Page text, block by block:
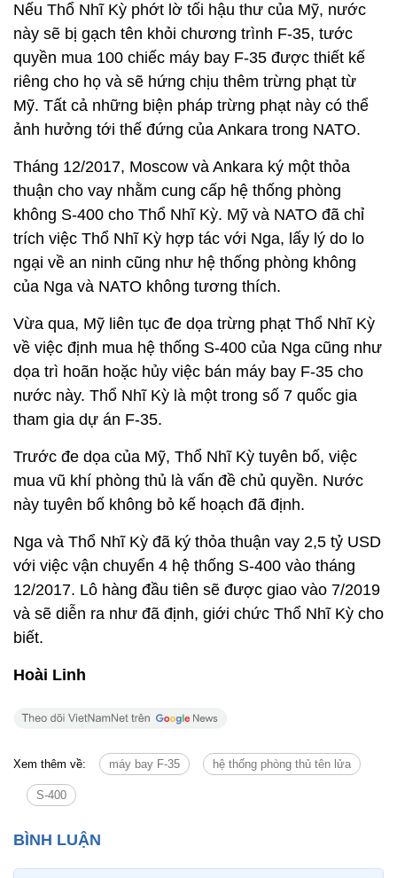
Nếu Thổ Nhĩ Kỳ phớt lờ tối hậu thư của Mỹ, nước
này sẽ bị gạch tên khỏi chương trình F-35, tước
quyền mua 100 chiếc máy bay F-35 được thiết kế
riêng cho họ và sẽ hứng chịu thêm trừng phạt từ
Mỹ. Tất cả những biện pháp trừng phạt này có thể
ảnh hưởng tới thế đứng của Ankara trong NATO.
Tháng 12/2017, Moscow và Ankara ký một thỏa
thuận cho vay nhằm cung cấp hệ thống phòng
không S-400 cho Thổ Nhĩ Kỳ. Mỹ và NATO đã chỉ
trích việc Thổ Nhĩ Kỳ hợp tác với Nga, lấy lý do lo
ngại về an ninh cũng như hệ thống phòng không
của Nga và NATO không tương thích.
Vừa qua, Mỹ liên tục đe dọa trừng phạt Thổ Nhĩ Kỳ
về việc định mua hệ thống S-400 của Nga cũng như
dọa trì hoãn hoặc hủy việc bán máy bay F-35 cho
nước này. Thổ Nhĩ Kỳ là một trong số 7 quốc gia
tham gia dự án F-35.
Trước đe dọa của Mỹ, Thổ Nhĩ Kỳ tuyên bố, việc
mua vũ khí phòng thủ là vấn đề chủ quyền. Nước
này tuyên bố không bỏ kế hoạch đã định.
Nga và Thổ Nhĩ Kỳ đã ký thỏa thuận vay 2,5 tỷ USD
với việc vận chuyển 4 hệ thống S-400 vào tháng
12/2017. Lô hàng đầu tiên sẽ được giao vào 7/2019
và sẽ diễn ra như đã định, giới chức Thổ Nhĩ Kỳ cho
biết.
Hoài Linh
Xem thêm về: máy bay F-35 hệ thống phòng thủ tên lửa
S-400